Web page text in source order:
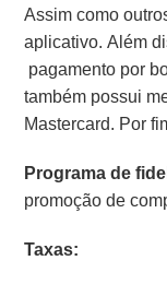
Assim como
aplicativo. Além
pagamento por
também possui
Mastercard. Por
Programa de
promoção de
Taxas: